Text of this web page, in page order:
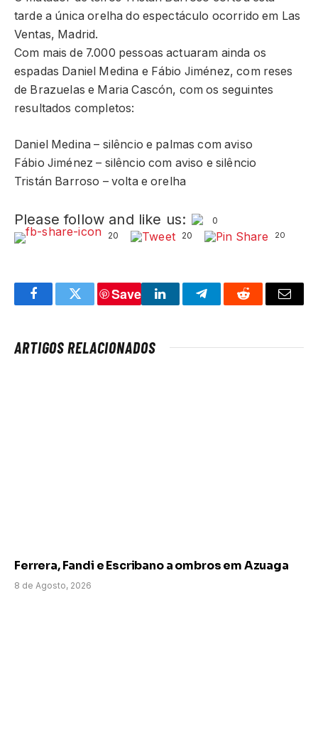
tarde a única orelha do espectáculo ocorrido em Las
Ventas, Madrid.
Com mais de 7.000 pessoas actuaram ainda os
espadas Daniel Medina e Fábio Jiménez, com reses
de Brazuelas e Maria Cascón, com os seguintes
resultados completos:
Daniel Medina – silêncio e palmas com aviso
Fábio Jiménez – silêncio com aviso e silêncio
Tristán Barroso – volta e orelha
Please follow and like us:
0
20
20 20
FacebookTwitter
Save
LinkedInTelegramReddit Email
ARTIGOS RELACIONADOS
Ferrera, Fandi e Escribano a ombros em Azuaga
8 de Agosto, 2026